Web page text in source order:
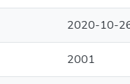
2020-10-
2001